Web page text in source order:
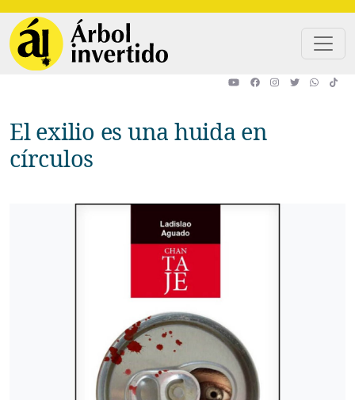
El exilio es una huida en
círculos